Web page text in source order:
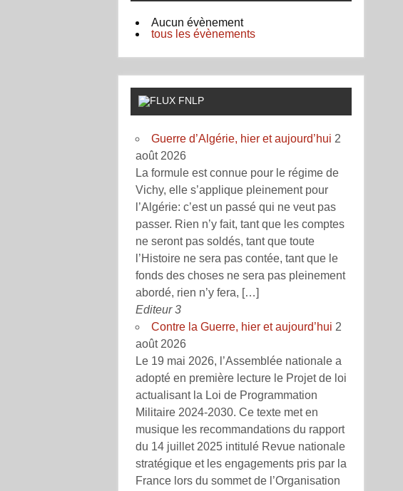
Aucun évènement
tous les évènements
FNLP
Guerre d’Algérie, hier et aujourd’hui 2
août 2026
La formule est connue pour le régime de
Vichy, elle s’applique pleinement pour
l’Algérie: c’est un passé qui ne veut pas
passer. Rien n’y fait, tant que les comptes
ne seront pas soldés, tant que toute
l’Histoire ne sera pas contée, tant que le
fonds des choses ne sera pas pleinement
abordé, rien n’y fera, […]
Editeur 3
Contre la Guerre, hier et aujourd’hui 2
août 2026
Le 19 mai 2026, l’Assemblée nationale a
adopté en première lecture le Projet de loi
actualisant la Loi de Programmation
Militaire 2024-2030. Ce texte met en
musique les recommandations du rapport
du 14 juillet 2025 intitulé Revue nationale
stratégique et les engagements pris par la
France lors du sommet de l’Organisation